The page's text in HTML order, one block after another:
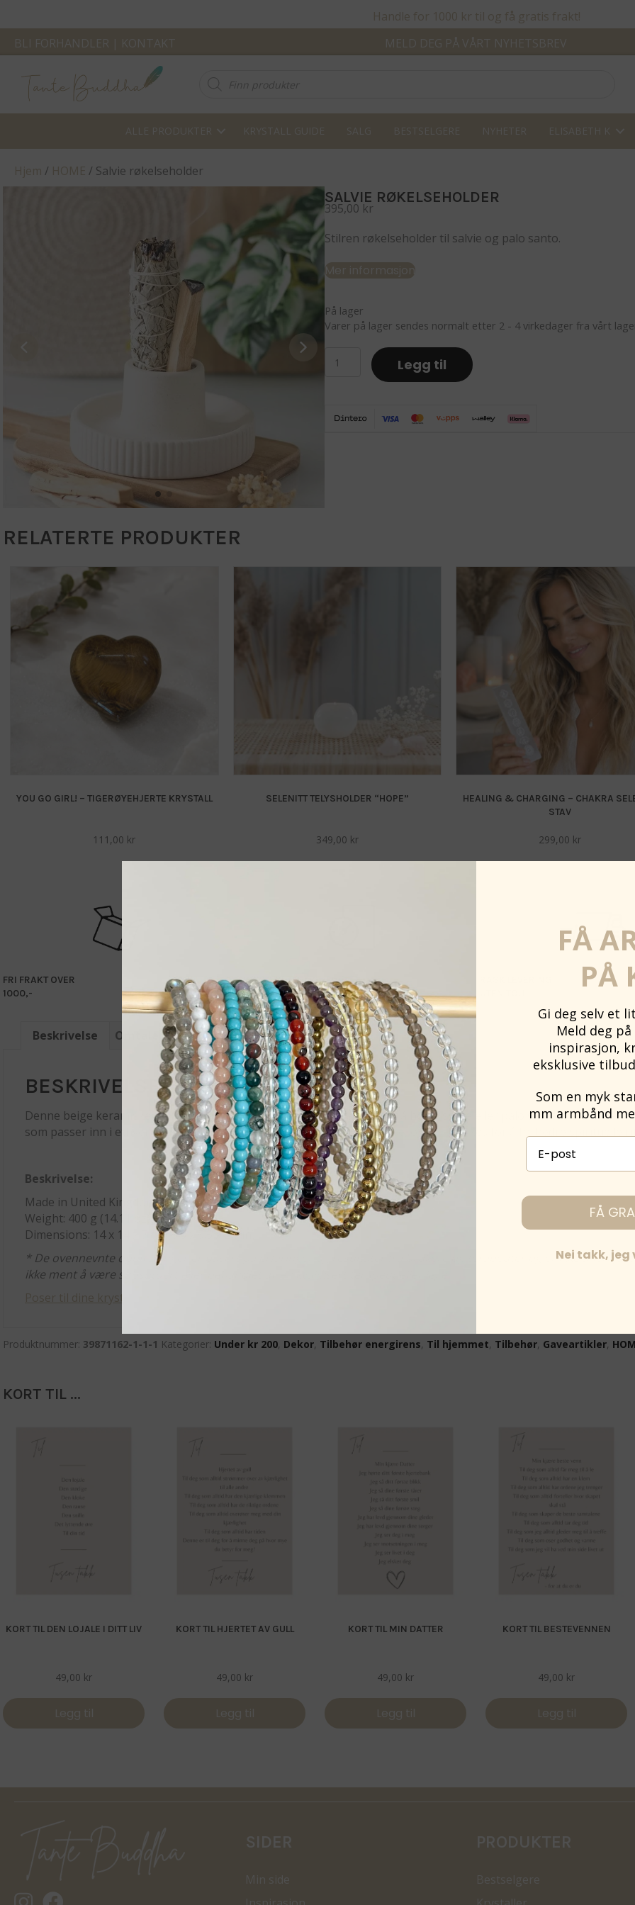
Handle for 1000 kr til og få gratis frakt!
BLI FORHANDLER | KONTAKT MELD DEG PÅ VÅRT NYHETSBREV
Products
search
ALLE PRODUKTER KRYSTALL GUIDE SALG BESTSELGERE NYHETER ELISABETH K
Hjem / HOME / Salvie røkelseholder
SALVIE RØKELSEHOLDER
395,00 kr
Stilren røkelseholder til salvie og palo santo.
Mer informasjon
På lager
Varer på lager sendes normalt etter 2 - 4 virkedager fra vårt
røkelseholderLegg til
RELATERTE PRODUKTER
YOU GO GIRL! – TIGERØYEHJERTE KRYSTALL
111,00 kr
SELENITT TELYSHOLDER “HOPE”
349,00 kr
HEALING & CHARGING – CHAKRA
STAV
299,00 kr
FRI FRAKT OVER
1000,-
TRYGG BETALING
VELG KLARNA ELLER VIPPS
Beskrivelse Omtaler (0)
BESKRIVELSE
Denne beige keramiske røykeskålen med ribbet tekstur er perfekt for å holde salvie eller palo santo. Den
som passer inn i ethvert rom. Skålen skaper en følelse av ro og balanse, og kan brukes for å forbedre spirituelle
Beskrivelse:
Made in United Kingdom
Weight: 400 g (14.11 oz)
Dimensions: 14 x 14 x 7 cm (5.5 x 5.5 x 2.8 in)
* De ovennevnte opplysninger er basert på erfaringer og resultater fra brukere og terapeuter og er ikke
ikke ment å være substituert eller behandlet av en kvalifisert terapeut eller lege.
Poser til dine krystaller og smykker finner du her.
Produktnummer: 39871162-1-1-1 Kategorier: Under kr 200, Dekor, Tilbehør energirens, Til hjemmet, Tilbehør, Gaveartikler,
KORT TIL ...
KORT TIL DEN LOJALE I DITT LIV
49,00 kr
Legg til
KORT TIL HJERTET AV GULL
49,00 kr
Legg til
KORT TIL MIN DATTER
49,00 kr
Legg til
KORT TIL BESTEVENNEN
49,00 kr
Legg til
Tantebuddha.no instagram
Tantebuddha.no facebook
SIDER
Min side
PRODUKTER
Bestselgere
FÅ
PÅ
Gi deg selv et
Meld deg
inspirasjon,
eksklusive
Som en myk
mm armbånd
E-post påmelding
FÅ
Nei takk,